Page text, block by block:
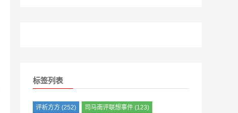
标签列表
评析方方 (252) 司马南评联想事件 (123)